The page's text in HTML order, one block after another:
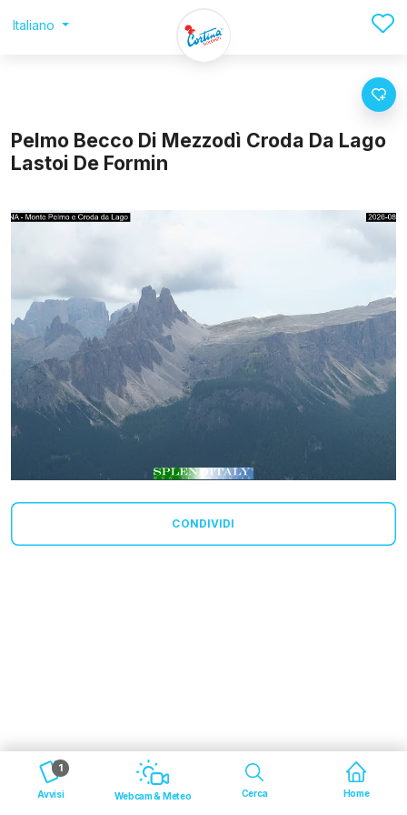
Italiano
1
Avvisi Webcam & Meteo Cerca Home
Pelmo Becco Di Mezzodì Croda Da Lago
Lastoi De Formin
CONDIVIDI